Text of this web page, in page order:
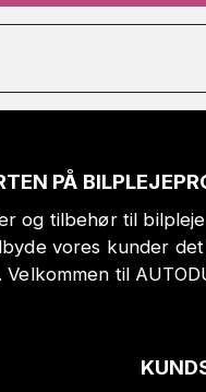
PÅ
og tilbehør til
vores kunder
Velkommen til